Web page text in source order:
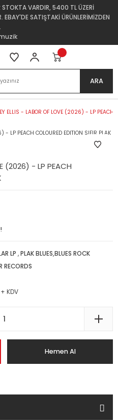
STOKTA VARDIR, 5400 TL ÜZERİ
EBAY'DE SATIŞTAKİ ÜRÜNLERİMİZDEN
ARA
ELLIS - LABOR OF LOVE (2026) - LP PEACH
(2026) - LP PEACH
LP ,PLAK BLUES,BLUES ROCK
RECORDS
KDV
Hemen Al